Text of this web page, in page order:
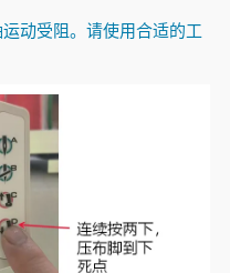
动受阻。请使用合适的工